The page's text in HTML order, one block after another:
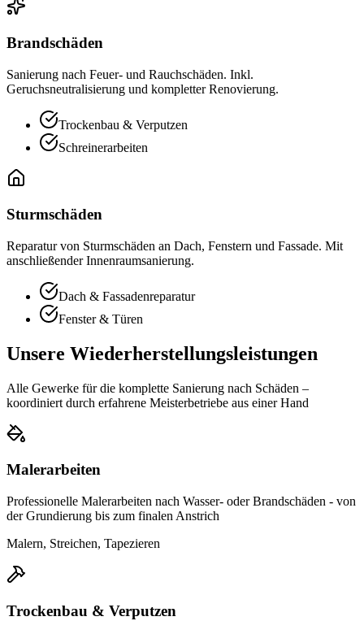
Brandschäden
Sanierung nach Feuer- und Rauchschäden. Inkl.
Geruchsneutralisierung und kompletter Renovierung.
Trockenbau & Verputzen
Schreinerarbeiten
Sturmschäden
Reparatur von Sturmschäden an Dach, Fenstern und Fassade. Mit
anschließender Innenraumsanierung.
Dach & Fassadenreparatur
Fenster & Türen
Unsere Wiederherstellungsleistungen
Alle Gewerke für die komplette Sanierung nach Schäden –
koordiniert durch erfahrene Meisterbetriebe aus einer Hand
Malerarbeiten
Professionelle Malerarbeiten nach Wasser- oder Brandschäden - von
der Grundierung bis zum finalen Anstrich
Malern, Streichen, Tapezieren
Trockenbau & Verputzen